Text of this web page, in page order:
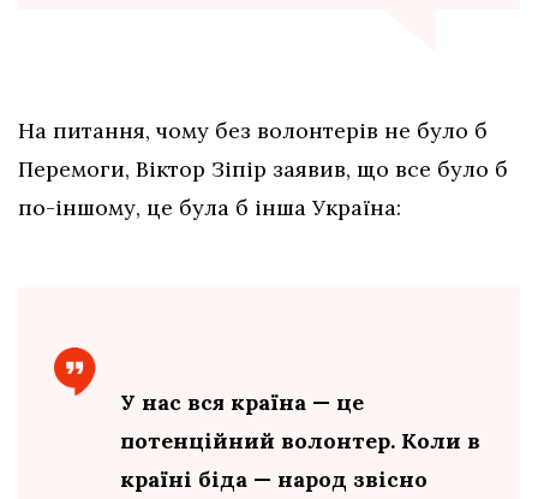
На питання, чому без волонтерів не було б
Перемоги, Віктор Зіпір заявив, що все було б
по-іншому, це була б інша Україна:
У нас вся країна — це
потенційний волонтер. Коли в
країні біда — народ звісно